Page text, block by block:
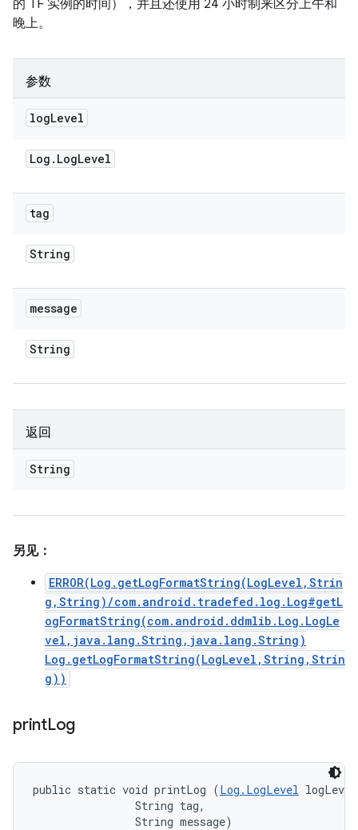
的 TF 实例的时间），并且还使用 24 小时制来区分上午和
晚上。
参数
logLevel
Log . LogLevel
tag
String
message
String
返回
String
另见：
ERROR(Log.getLogFormatString(LogLevel,Strin
g,String)/com.android.tradefed.log.Log#getL
ogFormatString(com.android.ddmlib.Log.LogLe
vel,java.lang.String,java.lang.String)
Log.getLogFormatString(LogLevel,String,Strin
g))
printLog
public static void printLog (Log.LogLevel
                String tag,
                String message)